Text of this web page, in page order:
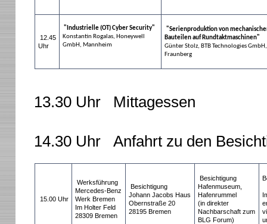
12.45
Uhr
"Industrielle (OT) Cyber Security"
Konstantin Rogalas, Honeywell
GmbH, Mannheim
"Serienproduktion von
Bauteilen auf Rundtaktmaschinen"
Günter Stolz, BTB Technologies GmbH,
Fraunberg
13.30 Uhr Mittagessen
14.30 Uhr Anfahrt zu den
15.00 Uhr
Werksführung
Mercedes-Benz
Werk Bremen
Im Holter Feld
28309 Bremen
Besichtigung
Johann Jacobs Haus
Obernstraße 20
28195 Bremen
Besichtigung
Hafenmuseum,
Hafenrummel
(in direkter
Nachbarschaft zum
BLG Forum)